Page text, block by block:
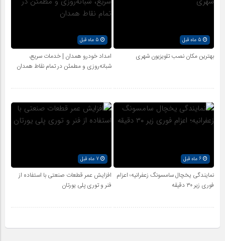
بهترین مکان نصب تلویزیون شهری
امداد خودرو همدان | خدمات سریع،
شبانه‌روزی و مطمئن در تمام نقاط همدان
6 ماه قبل
نمایندگی یخچال سامسونگ زعفرانیه؛ اعزام
فوری زیر ۳۰ دقیقه
افزایش عمر قطعات صنعتی با استفاده از
فنر و توری پلی یورتان